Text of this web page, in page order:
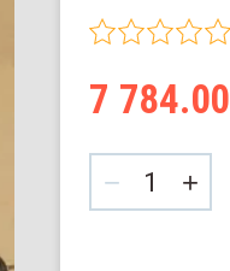
7 784.00
− +